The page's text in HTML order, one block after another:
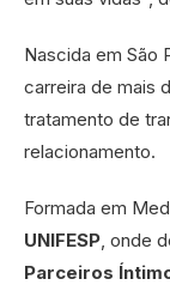
Nascida em São
carreira de mais
tratamento de
relacionamento.
Formada em
UNIFESP , onde
Parceiros